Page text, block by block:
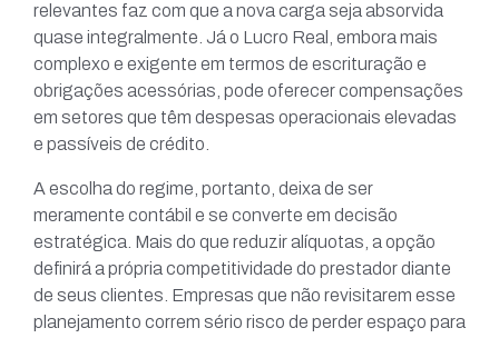
relevantes faz com que a nova carga seja absorvida
quase integralmente. Já o Lucro Real, embora mais
complexo e exigente em termos de escrituração e
obrigações acessórias, pode oferecer compensações
em setores que têm despesas operacionais elevadas
e passíveis de crédito.
A escolha do regime, portanto, deixa de ser
meramente contábil e se converte em decisão
estratégica. Mais do que reduzir alíquotas, a opção
definirá a própria competitividade do prestador diante
de seus clientes. Empresas que não revisitarem esse
planejamento correm sério risco de perder espaço para